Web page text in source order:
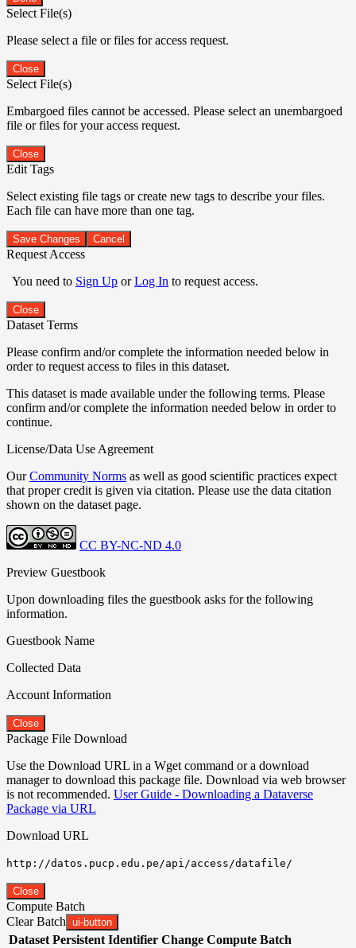
Select File(s)
Please select a file or files for access request.
Close
Select File(s)
Embargoed files cannot be accessed. Please select an unembargoed
file or files for your access request.
Close
Edit Tags
Select existing file tags or create new tags to describe your files.
Each file can have more than one tag.
Save Changes Cancel
Request Access
You need to Sign Up orLog In to request access.
Close
Dataset Terms
Please confirm and/or complete the information needed below in
order to request access to files in this dataset.
This dataset is made available under the following terms. Please
confirm and/or complete the information needed below in order to
continue.
License/Data Use Agreement
OurCommunity Norms as well as good scientific practices expect
that proper credit is given via citation. Please use the data citation
shown on the dataset page.
CC BY-NC-ND 4.0
Preview Guestbook
Upon downloading files the guestbook asks for the following
information.
Guestbook Name
Collected Data
Account Information
Close
Package File Download
Use the Download URL in a Wget command or a download
manager to download this package file. Download via web browser
is not recommended. User Guide - Downloading a Dataverse
Package via URL
Download URL
http://datos.pucp.edu.pe/api/access/datafile/
Close
Compute Batch
Clear Batch ui-button
Dataset Persistent Identifier Change Compute Batch